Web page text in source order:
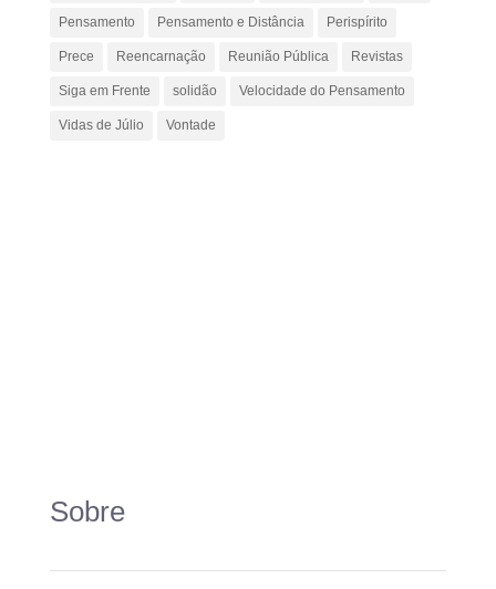
Pensamento Pensamento e Distância Perispírito
Prece Reencarnação Reunião Pública Revistas
Siga em Frente solidão Velocidade do Pensamento
Vidas de Júlio Vontade
Sobre